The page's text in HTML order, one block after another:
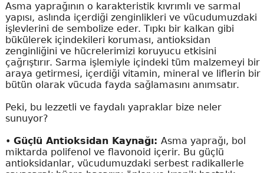
Asma yaprağının o karakteristik kıvrımlı ve sarmal
yapısı, aslında içerdiği zenginlikleri ve vücudumuzdaki
işlevlerini de sembolize eder. Tıpkı bir kalkan gibi
bükülerek içindekileri koruması, antioksidan
zenginliğini ve hücrelerimizi koruyucu etkisini
çağrıştırır. Sarma işlemiyle içindeki tüm malzemeyi bir
araya getirmesi, içerdiği vitamin, mineral ve liflerin bir
bütün olarak vücuda fayda sağlamasını anımsatır.
Peki, bu lezzetli ve faydalı yapraklar bize neler
sunuyor?
• Güçlü Antioksidan Kaynağı: Asma yaprağı, bol
miktarda polifenol ve flavonoid içerir. Bu güçlü
antioksidanlar, vücudumuzdaki serbest radikallerle